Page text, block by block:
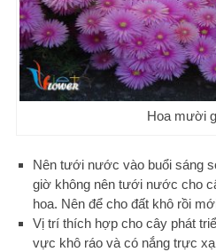
Hoa mười
Nên tưới nước vào buổi sáng
giờ không nên tưới nước cho
hoa. Nên để cho đất khô rồi
Vị trí thích hợp cho cây phát
vực khô ráo và có nắng trực